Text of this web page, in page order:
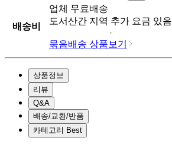
배송비
업체 무료배송
도서산간 지역 추가 요금 있음
묶음배송 상품보기
상품정보
리뷰
Q&A
배송/교환/반품
카테고리 Best